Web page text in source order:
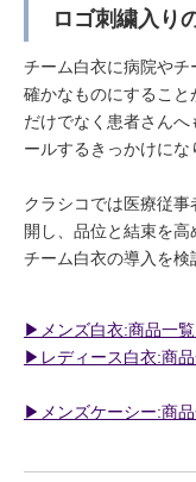
ロゴ刺繍入り
チーム白衣に病院やチ
確かなものにするこ
だけでなく患者さん
ールするきっかけにな
クラシコでは医療従
開し、品位と結束を
チーム白衣の導入を検
▶︎メンズ白衣:商品一覧
▶︎レディース白衣:商
▶︎メンズケーシー:商